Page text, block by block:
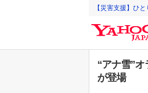
【災害支援】ひ
“アナ雪”
が登場